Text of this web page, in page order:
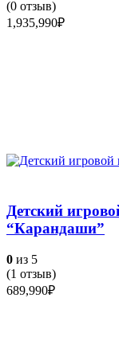
(0 отзыв)
1,935,990₽
Детский
“Карандаши”
0 из 5
(1 отзыв)
689,990₽